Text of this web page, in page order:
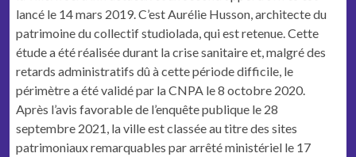
lancé le 14 mars 2019. C’est Aurélie Husson, architecte du
patrimoine du collectif studiolada, qui est retenue. Cette
étude a été réalisée durant la crise sanitaire et, malgré des
retards administratifs dû à cette période difficile, le
périmètre a été validé par la CNPA le 8 octobre 2020.
Après l’avis favorable de l’enquête publique le 28
septembre 2021, la ville est classée au titre des sites
patrimoniaux remarquables par arrêté ministériel le 17